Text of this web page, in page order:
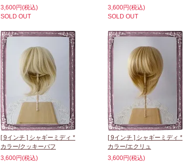
3,600円(税込)
SOLD OUT
3,600円(税込)
SOLD OUT
[ 9インチ ] シャギーミディ *
カラー/クッキーバフ
3,600円(税込)
[ 9インチ ] シャギーミディ *
カラー/エクリュ
3,600円(税込)